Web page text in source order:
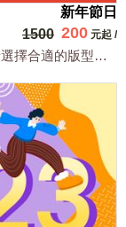
新年節日
1500 200 元起 /
最大輸出尺寸1920*700像素請選擇合適的版型，文字或相關商品圖須由買方提供文...